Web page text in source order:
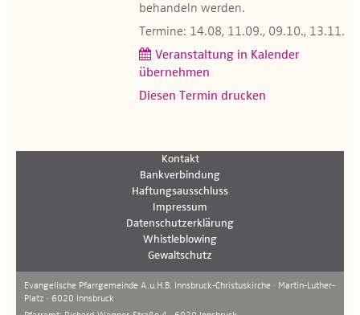
behandeln werden.
Termine: 14.08, 11.09., 09.10., 13.11.
Veranstaltung in Kalender
übernehmen
Diesen Termin drucken
Kontakt
Bankverbindung
Haftungsausschluss
Impressum
Datenschutzerklärung
Whistleblowing
Gewaltschutz
Evangelische Pfarrgemeinde A.u.H.B. Innsbruck-Christuskirche · Martin-Luther-
Platz · 6020 Innsbruck